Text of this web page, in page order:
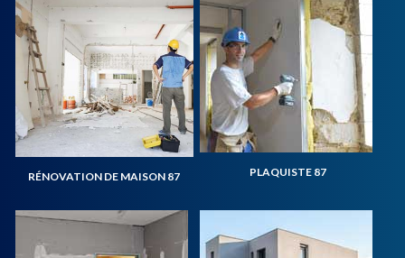
RÉNOVATION DE MAISON 87 PLAQUISTE 87